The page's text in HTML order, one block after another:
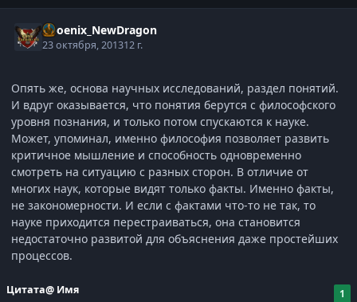
Phoenix_NewDragon
23 октября, 201312 г.
Опять же, основа научных исследований, раздел понятий.
И вдруг оказывается, что понятия берутся с философского
уровня познания, и только потом спускаются к науке.
Может, упоминал, именно философия позволяет развить
критичное мышление и способность одновременно
смотреть на ситуацию с разных сторон. В отличие от
многих наук, которые видят только факты. Именно факты,
не закономерности. И если с фактами что-то не так, то
науке приходится перестраиваться, она становится
недостаточно развитой для объяснения даже простейших
процессов.
Цитата@ Имя 1